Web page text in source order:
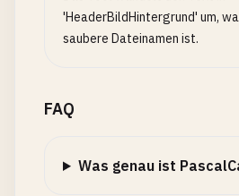
'HeaderBildHintergrund' um,
saubere Dateinamen ist.
FAQ
Was genau ist